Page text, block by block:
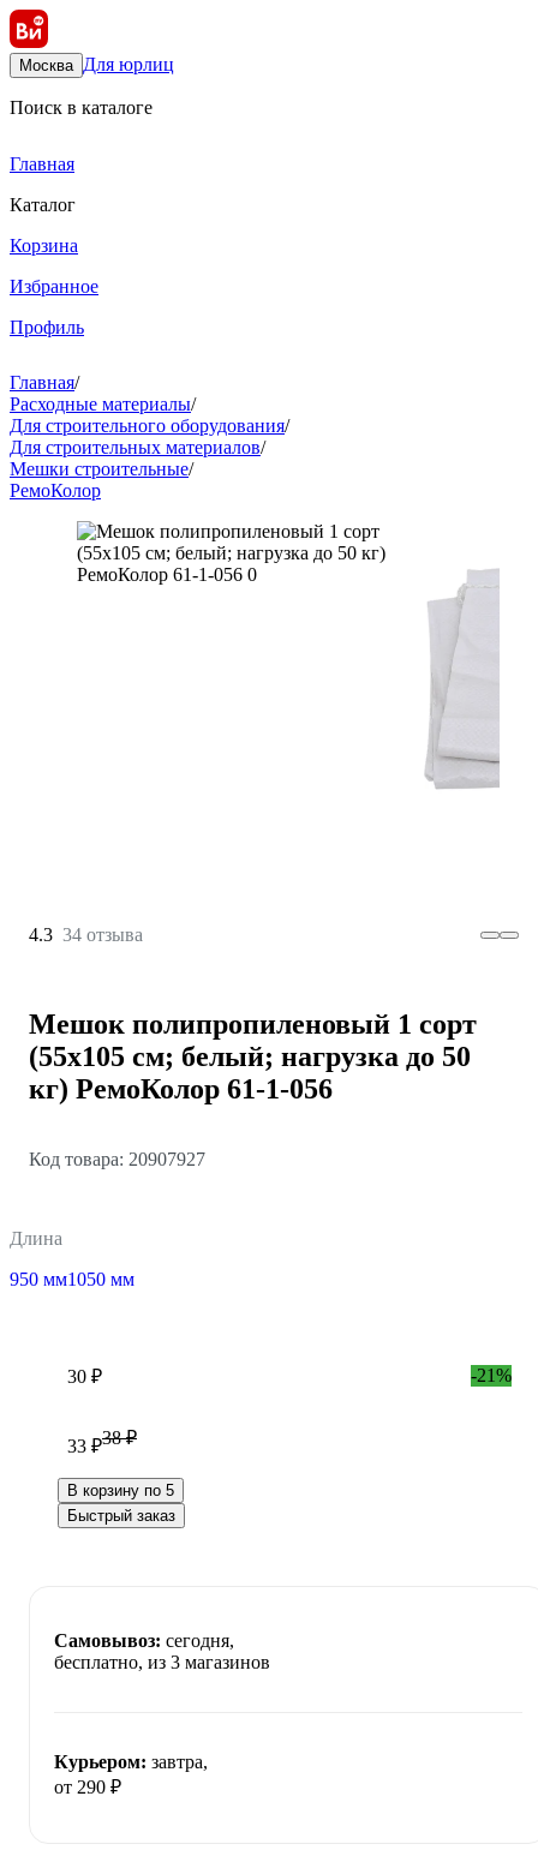
Москва Для юрлиц
Поиск в каталоге
Главная
Каталог
Корзина
Избранное
Профиль
Главная/
Расходные материалы/
Для строительного оборудования/
Для строительных материалов/
Мешки строительные/
РемоКолор
4.3 34 отзыва
Мешок полипропиленовый 1 сорт
(55x105 см; белый; нагрузка до 50
кг) РемоКолор 61-1-056
Код товара: 20907927
Длина
950 мм1050 мм
30 ₽ -21%
33 ₽38 ₽
В корзину по 5
Быстрый заказ
Самовывоз: сегодня,
бесплатно, из 3 магазинов
Курьером: завтра,
от 290 ₽